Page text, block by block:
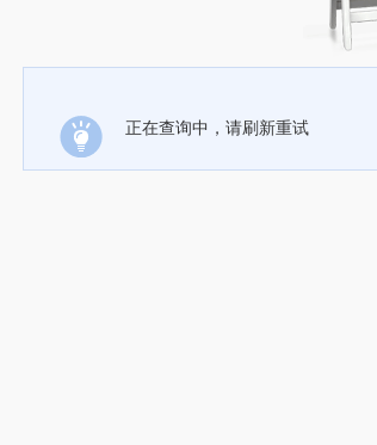
正在查询中，请刷新重试